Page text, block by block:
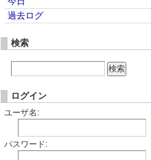
過去ログ
検索
ログイン
ユーザ名:
パスワード: